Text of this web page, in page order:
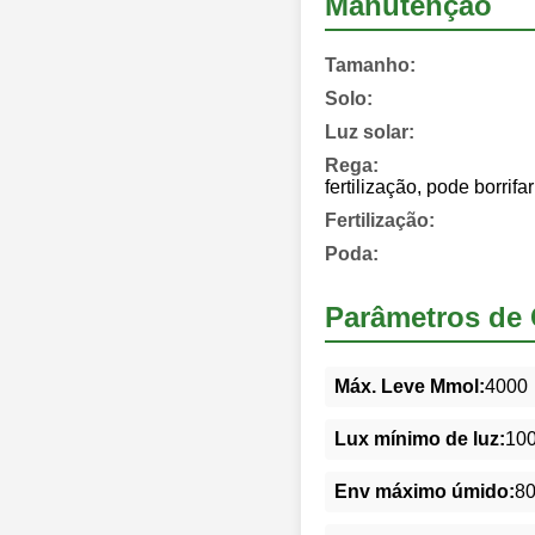
Tamanho:
Solo:
Luz solar:
Rega:
fertilização, pode
Fertilização:
Poda:
Parâmetros de
Máx. Leve Mmol:4000
Lux mínimo de luz:
Env máximo úmido:80